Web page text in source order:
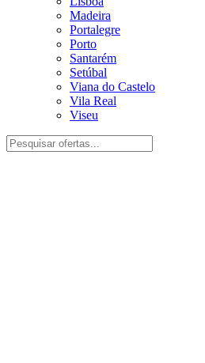
Madeira
Portalegre
Porto
Santarém
Setúbal
Viana do Castelo
Vila Real
Viseu